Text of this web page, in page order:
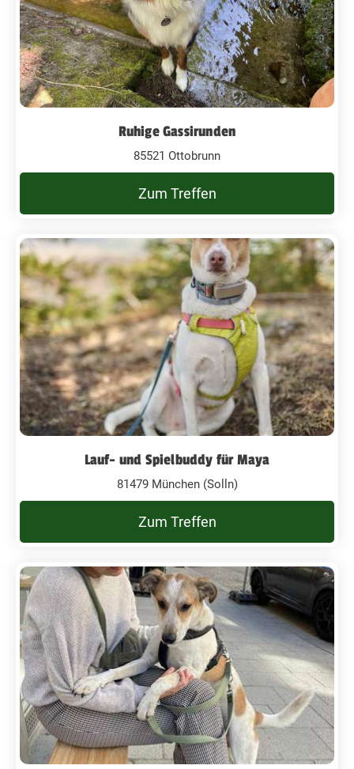
Ruhige Gassirunden
85521 Ottobrunn
Zum Treffen
Lauf- und Spielbuddy für Maya
81479 München (Solln)
Zum Treffen